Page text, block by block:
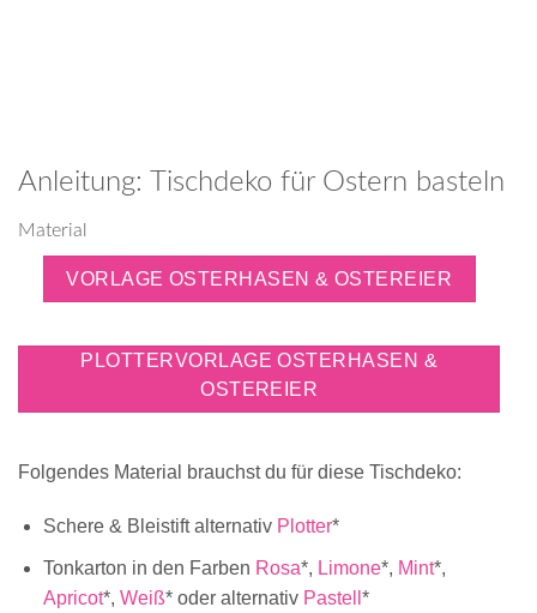
Anleitung: Tischdeko für Ostern basteln
Material
VORLAGE OSTERHASEN & OSTEREIER
PLOTTERVORLAGE OSTERHASEN &
OSTEREIER
Folgendes Material brauchst du für diese Tischdeko:
Schere & Bleistift alternativ Plotter*
Tonkarton in den Farben Rosa*, Limone*, Mint*,
Apricot*, Weiß* oder alternativ Pastell *